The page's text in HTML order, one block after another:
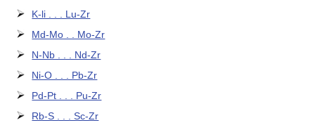
K-li . . . Lu-Zr
Md-Mo . . Mo-Zr
N-Nb . . . Nd-Zr
Ni-O . . . Pb-Zr
Pd-Pt . . . Pu-Zr
Rb-S . . . Sc-Zr